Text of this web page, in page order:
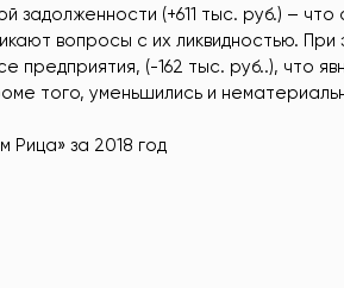
задолженности (+611 тыс. руб.) – что
вопросы с их ликвидностью. При
предприятия, (-162 тыс. руб..), что
того, уменьшились и
Рица» за 2018 год